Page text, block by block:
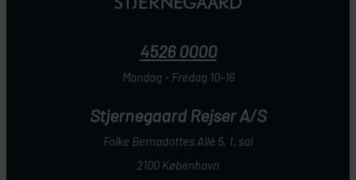
4526 0000
Mandag - Fredag 10-16
Stjernegaard Rejser A/S
Folke Bernadottes Allé 5, 1. sal
2100 København